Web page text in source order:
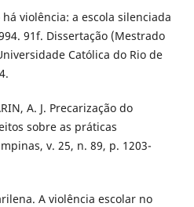
há violência: a escola silenciada
91f. Dissertação (Mestrado
Católica do Rio de
A. J. Precarização do
sobre as práticas
v. 25, n. 89, p. 1203-
A violência escolar no